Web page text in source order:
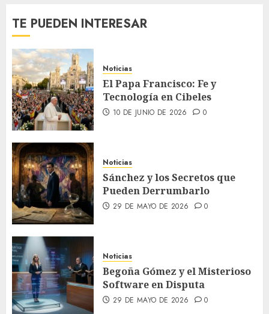
TE PUEDEN INTERESAR
Noticias
El Papa Francisco: Fe y
Tecnología en Cibeles
10 DE JUNIO DE 2026 0
Noticias
Sánchez y los Secretos que
Pueden Derrumbarlo
29 DE MAYO DE 2026 0
Noticias
Begoña Gómez y el Misterioso
Software en Disputa
29 DE MAYO DE 2026 0